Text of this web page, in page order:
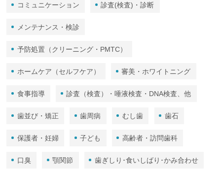
コミュニケーション 診査(検査)・診断
メンテナンス・検診
予防処置（クリーニング・PMTC）
ホームケア（セルフケア） 審美・ホワイトニング
食事指導 診査（検査）・唾液検査・DNA検査、他
歯並び・矯正 歯周病 むし歯 歯石
保護者・妊婦 子ども 高齢者・訪問歯科
口臭 顎関節 歯ぎしり･食いしばり･かみ合わせ